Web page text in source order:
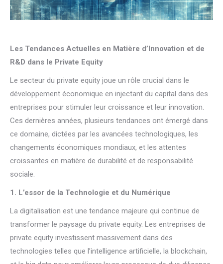
Les Tendances Actuelles en Matière d’Innovation et de
R&D dans le Private Equity
Le secteur du private equity joue un rôle crucial dans le
développement économique en injectant du capital dans des
entreprises pour stimuler leur croissance et leur innovation.
Ces dernières années, plusieurs tendances ont émergé dans
ce domaine, dictées par les avancées technologiques, les
changements économiques mondiaux, et les attentes
croissantes en matière de durabilité et de responsabilité
sociale.
1. L’essor de la Technologie et du Numérique
La digitalisation est une tendance majeure qui continue de
transformer le paysage du private equity. Les entreprises de
private equity investissent massivement dans des
technologies telles que l’intelligence artificielle, la blockchain,